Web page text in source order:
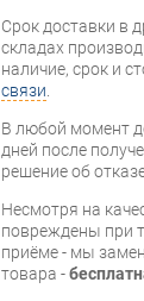
Срок доставки в
складах
наличие, срок и
связи.
В любой момент
дней после
решение об
Несмотря на
повреждены при
приёме - мы
товара -